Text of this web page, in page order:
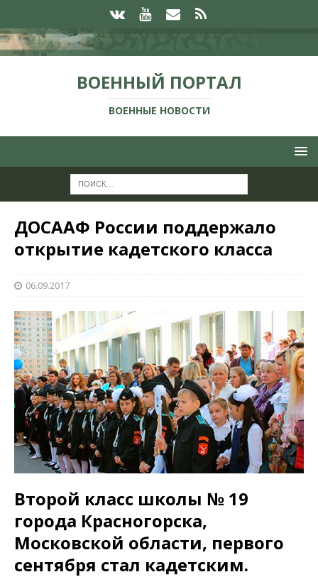
ВОЕННЫЙ ПОРТАЛ
ВОЕННЫЕ НОВОСТИ
ДОСААФ России поддержало
открытие кадетского класса
06.09.2017
Второй класс школы № 19
города Красногорска,
Московской области, первого
сентября стал кадетским.